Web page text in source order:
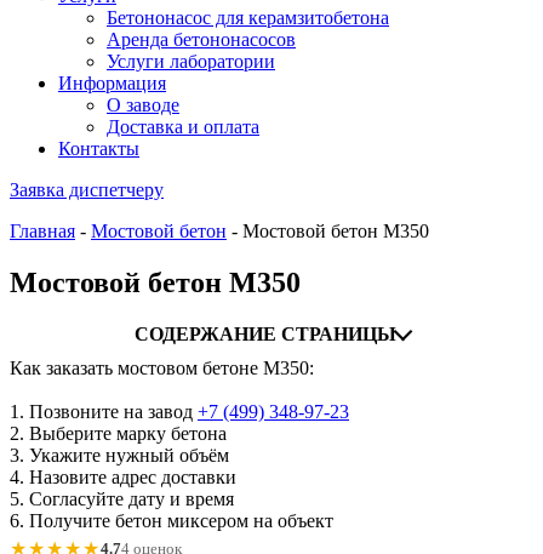
Бетононасос для керамзитобетона
Аренда бетононасосов
Услуги лаборатории
Информация
О заводе
Доставка и оплата
Контакты
Заявка диспетчеру
Главная - Мостовой бетон - Мостовой бетон М350
Мостовой бетон М350
СОДЕРЖАНИЕ СТРАНИЦЫ
Как заказать мостовом бетоне М350:
1. Позвоните на завод +7 (499) 348-97-23
2. Выберите марку бетона
3. Укажите нужный объём
4. Назовите адрес доставки
5. Согласуйте дату и время
6. Получите бетон миксером на объект
★★★★★4.74 оценок